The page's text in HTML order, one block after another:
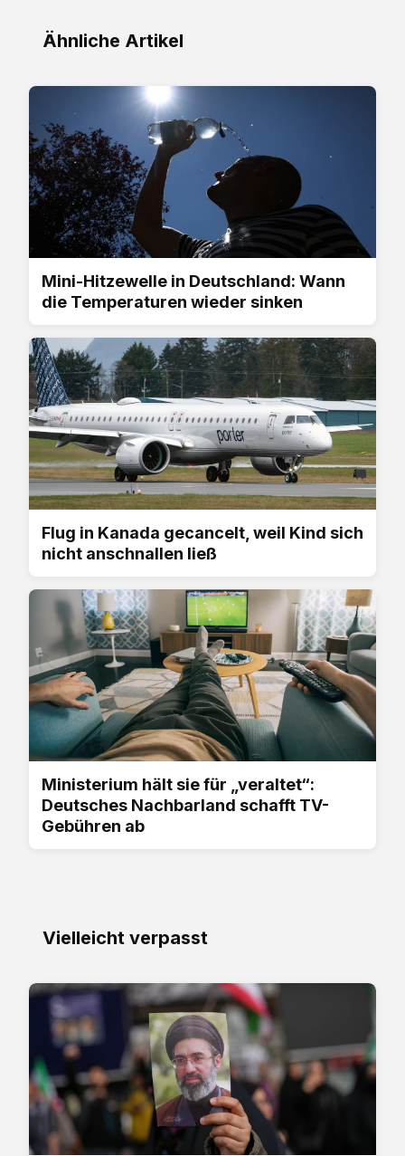
Ähnliche Artikel
Mini-Hitzewelle in Deutschland: Wann
die Temperaturen wieder sinken
Flug in Kanada gecancelt, weil Kind sich
nicht anschnallen ließ
Ministerium hält sie für „veraltet“:
Deutsches Nachbarland schafft TV-
Gebühren ab
Vielleicht verpasst